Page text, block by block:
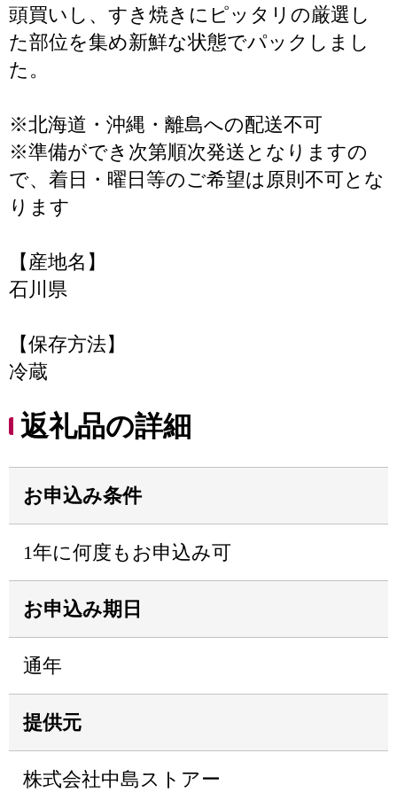
頭買いし、すき焼きにピッタリの厳選し
た部位を集め新鮮な状態でパックしまし
た。
※北海道・沖縄・離島への配送不可
※準備ができ次第順次発送となりますの
で、着日・曜日等のご希望は原則不可とな
ります
【産地名】
石川県
【保存方法】
冷蔵
返礼品の詳細
お申込み条件
1年に何度もお申込み可
お申込み期日
通年
提供元
株式会社中島ストアー